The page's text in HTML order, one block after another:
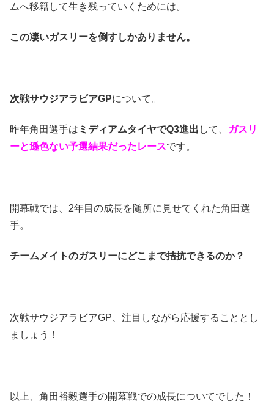
ムへ移籍して生き残っていくためには。
この凄いガスリーを倒すしかありません。
次戦サウジアラビアGPについて。
昨年角田選手は ミディアムタイヤでQ3進出 して、
ガスリ
ーと遜色ない予選結果だったレースです。
開幕戦では、2年目の成長を随所に見せてくれた角田選
手。
チームメイトのガスリーにどこまで拮抗できるのか？
次戦サウジアラビアGP、注目しながら応援することとし
ましょう！
以上、角田裕毅選手の開幕戦での成長についてでした！